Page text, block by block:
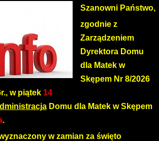
Szanowni Państwo,
zgodnie z
Zarządzeniem
Dyrektora Domu
dla Matek w
Skępem Nr 8/2026
r., w piątek 14
Domu dla Matek w Skępem
.
w zamian za święto